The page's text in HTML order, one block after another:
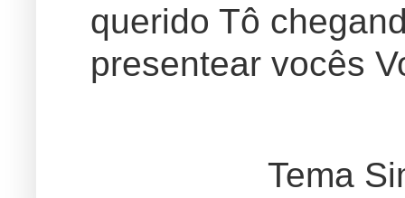
querido Tô
presentear vocês
Tema